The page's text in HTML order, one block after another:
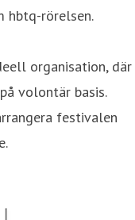
hbtq-rörelsen.
organisation, där
volontär basis.
festivalen